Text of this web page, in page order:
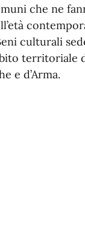
che ne
culturali
territoriale
e d’Arma.